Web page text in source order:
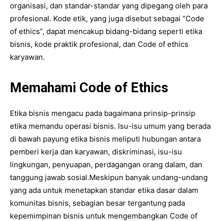
organisasi, dan standar-standar yang dipegang oleh para
profesional. Kode etik, yang juga disebut sebagai “Code
of ethics”, dapat mencakup bidang-bidang seperti etika
bisnis, kode praktik profesional, dan Code of ethics
karyawan.
Memahami Code of Ethics
Etika bisnis mengacu pada bagaimana prinsip-prinsip
etika memandu operasi bisnis. Isu-isu umum yang berada
di bawah payung etika bisnis meliputi hubungan antara
pemberi kerja dan karyawan, diskriminasi, isu-isu
lingkungan, penyuapan, perdagangan orang dalam, dan
tanggung jawab sosial.Meskipun banyak undang-undang
yang ada untuk menetapkan standar etika dasar dalam
komunitas bisnis, sebagian besar tergantung pada
kepemimpinan bisnis untuk mengembangkan Code of